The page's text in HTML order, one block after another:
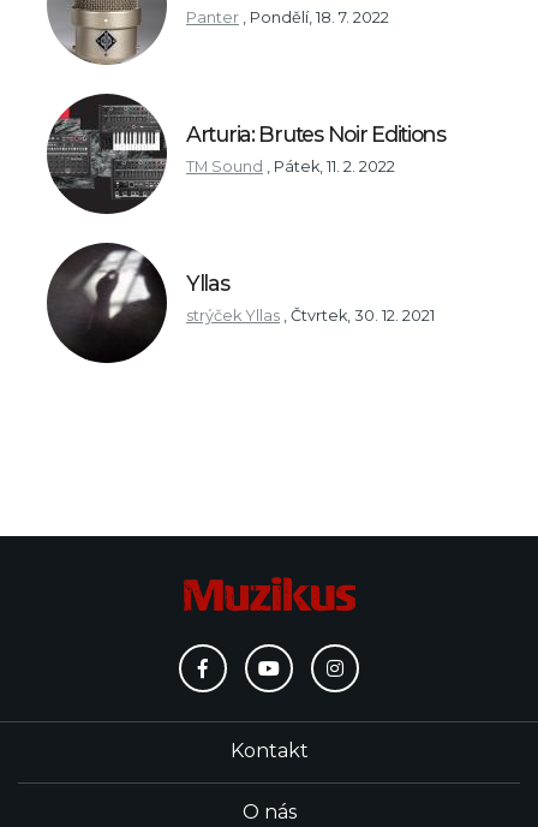
Panter , Pondělí, 18. 7. 2022
Arturia: Brutes Noir Editions
TM Sound , Pátek, 11. 2. 2022
Yllas
strýček Yllas , Čtvrtek, 30. 12. 2021
Kontakt
O nás